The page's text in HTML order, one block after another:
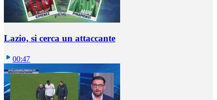
Lazio, si cerca un attaccante
00:47